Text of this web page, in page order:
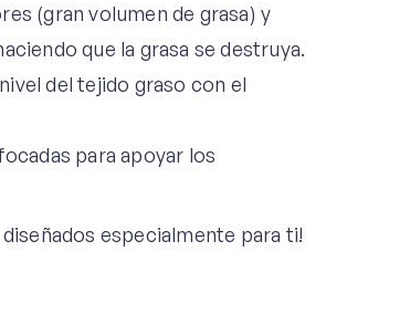
(gran volumen de grasa) y
que la grasa se destruya.
del tejido graso con el
para apoyar los
especialmente para ti!